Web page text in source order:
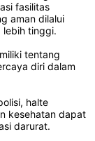
fasilitas
aman dilalui
lebih tinggi.
tentang
diri dalam
halte
kesehatan dapat
darurat.